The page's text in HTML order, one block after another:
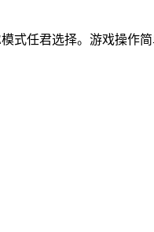
式任君选择。游戏操作